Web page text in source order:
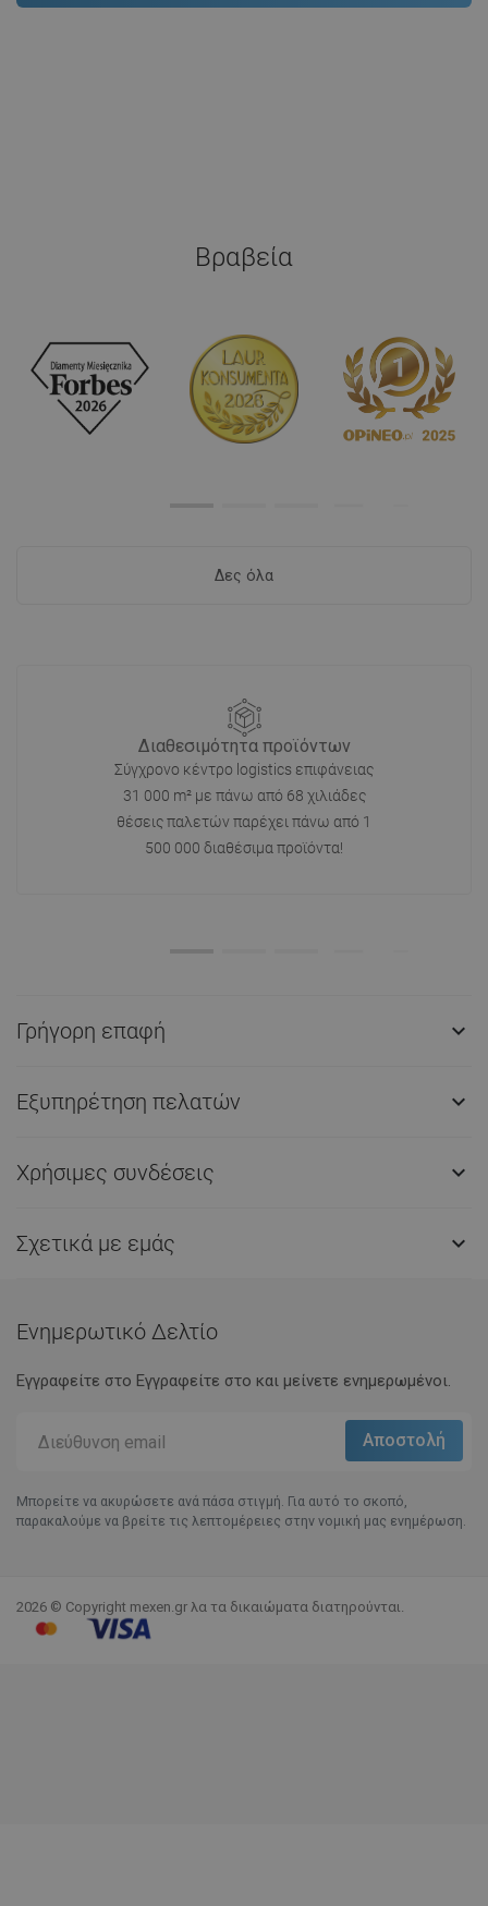
Βραβεία
Δες όλα
Διαθεσιμότητα προϊόντων
Σύγχρονο κέντρο logistics επιφάνειας
31 000 m² με πάνω από 68 χιλιάδες
θέσεις παλετών παρέχει πάνω από 1
500 000 διαθέσιμα προϊόντα!
Γρήγορη επαφή 
Εξυπηρέτηση πελατών 
Χρήσιμες συνδέσεις 
Σχετικά με εμάς 
Ενημερωτικό Δελτίο
Εγγραφείτε στο Eγγραφείτε στο και μείνετε ενημερωμένοι.
Μπορείτε να ακυρώσετε ανά πάσα στιγμή. Για αυτό το σκοπό,
παρακαλούμε να βρείτε τις λεπτομέρειες στην νομική μας ενημέρωση.
2026 © Copyright mexen.gr λα τα δικαιώματα διατηρούνται.